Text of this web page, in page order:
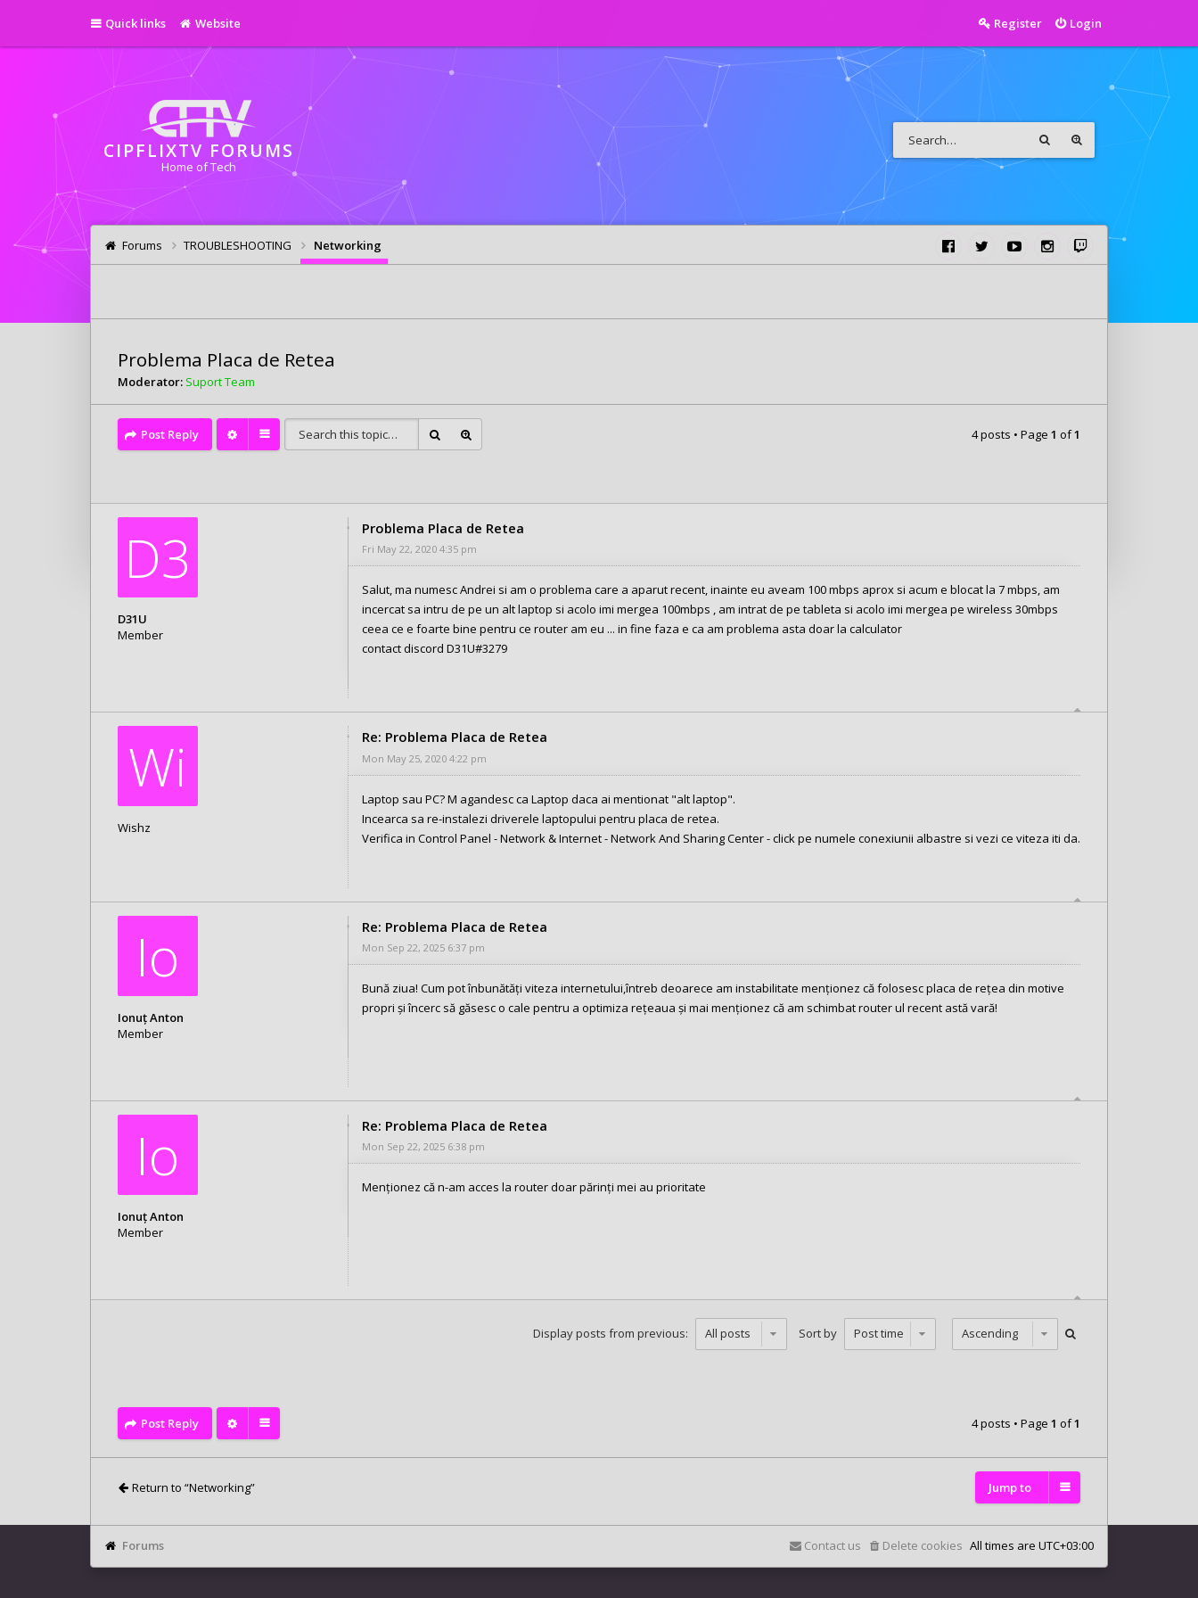
Quick links Website Login
Register
CIPFLIXTV FORUMS
Home of Tech
Forums TROUBLESHOOTING Networking
Problema Placa de Retea
Moderator: Suport Team
Post Reply 4 posts • Page1 of1
D3
D31U
Member
Problema Placa de Retea
Fri May 22, 2020 4:35 pm
Salut, ma numesc Andrei si am o problema care a aparut recent, inainte eu aveam 100 mbps aprox si acum e blocat la 7 mbps, am
incercat sa intru de pe un alt laptop si acolo imi mergea 100mbps , am intrat de pe tableta si acolo imi mergea pe wireless 30mbps
ceea ce e foarte bine pentru ce router am eu ... in fine faza e ca am problema asta doar la calculator
contact discord D31U#3279
Wi
Wishz
Re: Problema Placa de Retea
Mon May 25, 2020 4:22 pm
Laptop sau PC? M agandesc ca Laptop daca ai mentionat "alt laptop".
Incearca sa re-instalezi driverele laptopului pentru placa de retea.
Verifica in Control Panel - Network & Internet - Network And Sharing Center - click pe numele conexiunii albastre si vezi ce viteza iti da.
Io
Ionuț Anton
Member
Re: Problema Placa de Retea
Mon Sep 22, 2025 6:37 pm
Bună ziua! Cum pot înbunătăți viteza internetului,întreb deoarece am instabilitate menționez că folosesc placa de rețea din motive
propri și încerc să găsesc o cale pentru a optimiza rețeaua și mai menționez că am schimbat router ul recent astă vară!
Io
Ionuț Anton
Member
Re: Problema Placa de Retea
Mon Sep 22, 2025 6:38 pm
Menționez că n-am acces la router doar părinți mei au prioritate
Display posts from previous: Sort by
Post Reply 4 posts • Page1 of1
Return to “Networking” Jump to
Forums All times areUTC+03:00
Delete cookies
Contact us